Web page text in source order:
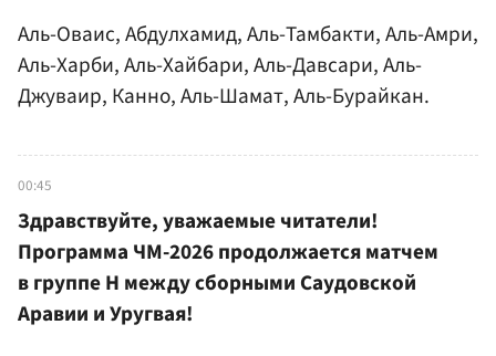
Аль-Оваис, Абдулхамид, Аль-Тамбакти, Аль-Амри,
Аль-Харби, Аль-Хайбари, Аль-Давсари, Аль-
Джуваир, Канно, Аль-Шамат, Аль-Бурайкан.
00:45
Здравствуйте, уважаемые читатели!
Программа ЧМ-2026 продолжается матчем
в группе Н между сборными Саудовской
Аравии и Уругвая!